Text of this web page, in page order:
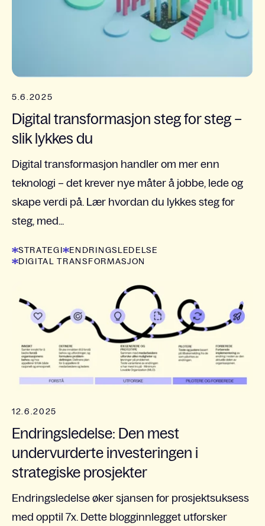
5.6.2025
Digital transformasjon steg for steg –
slik lykkes du
Digital transformasjon handler om mer enn
teknologi – det krever nye måter å jobbe, lede og
skape verdi på. Lær hvordan du lykkes steg for
steg, med...
STRATEGI
ENDRINGSLEDELSE
DIGITAL TRANSFORMASJON
12.6.2025
Endringsledelse: Den mest
undervurderte investeringen i
strategiske prosjekter
Endringsledelse øker sjansen for prosjekt­suksess
med opptil 7x. Dette blogginnlegget utforsker